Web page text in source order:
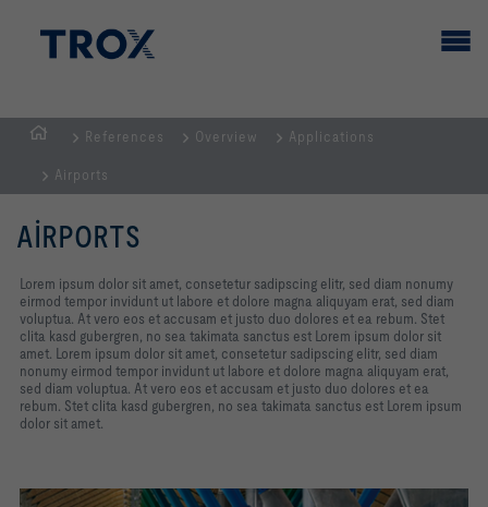
SAYFASI
References Overview Applications
Airports
AIRPORTS
Lorem ipsum dolor sit amet, consetetur sadipscing elitr, sed diam nonumy
eirmod tempor invidunt ut labore et dolore magna aliquyam erat, sed diam
voluptua. At vero eos et accusam et justo duo dolores et ea rebum. Stet
clita kasd gubergren, no sea takimata sanctus est Lorem ipsum dolor sit
amet. Lorem ipsum dolor sit amet, consetetur sadipscing elitr, sed diam
nonumy eirmod tempor invidunt ut labore et dolore magna aliquyam erat,
sed diam voluptua. At vero eos et accusam et justo duo dolores et ea
rebum. Stet clita kasd gubergren, no sea takimata sanctus est Lorem ipsum
dolor sit amet.